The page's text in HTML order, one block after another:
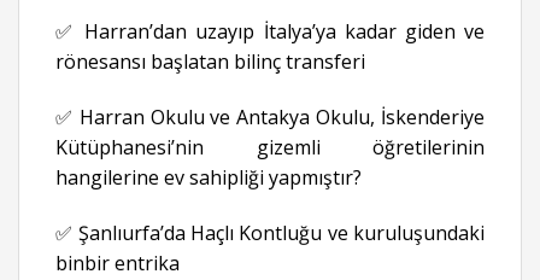
✅ Harran’dan uzayıp İtalya’ya kadar giden ve
rönesansı başlatan bilinç transferi
✅ Harran Okulu ve Antakya Okulu, İskenderiye
Kütüphanesi’nin gizemli öğretilerinin
hangilerine ev sahipliği yapmıştır?
✅ Şanlıurfa’da Haçlı Kontluğu ve kuruluşundaki
binbir entrika